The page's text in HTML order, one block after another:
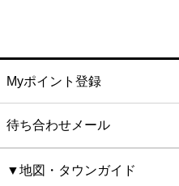
Myポイント登録
待ち合わせメール
▼地図・タウンガイド